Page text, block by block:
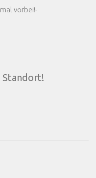
vorbei!-
Standort!